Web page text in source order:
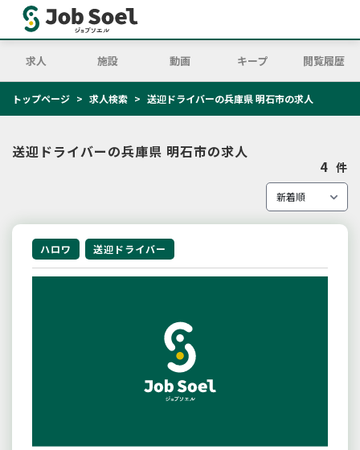
求人 施設 動画 キープ 閲覧履歴
トップページ 求人検索 送迎ドライバーの兵庫県 明石市の求人
送迎ドライバーの兵庫県 明石市の求人
4 件
ハロワ 送迎ドライバー